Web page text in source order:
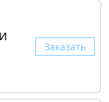
Заказать